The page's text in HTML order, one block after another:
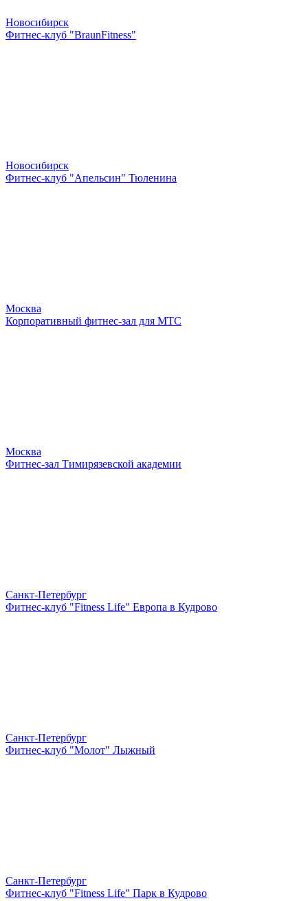
Новосибирск
Фитнес-клуб "BraunFitness"
Новосибирск
Фитнес-клуб "Апельсин" Тюленина
Москва
Корпоративный фитнес-зал для МТС
Москва
Фитнес-зал Тимирязевской академии
Санкт-Петербург
Фитнес-клуб "Fitness Life" Европа в Кудрово
Санкт-Петербург
Фитнес-клуб "Молот" Лыжный
Санкт-Петербург
Фитнес-клуб "Fitness Life" Парк в Кудрово